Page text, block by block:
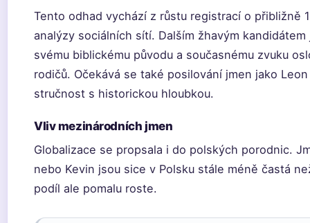
Tento odhad vychází z růstu registrací o přibližně
analýzy sociálních sítí. Dalším žhavým
svému biblickému původu a současnému zvuku
rodičů. Očekává se také posilování jmen jako
stručnost s historickou hloubkou.
Vliv mezinárodních jmen
Globalizace se propsala i do polských porodnic.
nebo Kevin jsou sice v Polsku stále méně častá
podíl ale pomalu roste.